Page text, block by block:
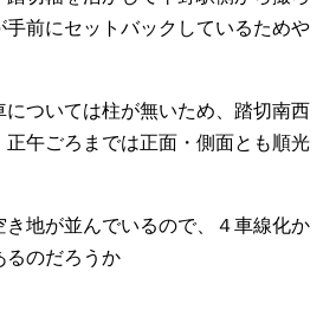
手前にセットバックしているためや
ついては柱が無いため、踏切南西
午ごろまでは正面・側面とも順光
き地が並んでいるので、４車線化か
るのだろうか